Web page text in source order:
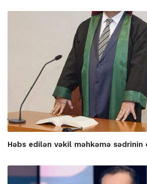
Həbs edilən vəkil məhkəmə sədrinin